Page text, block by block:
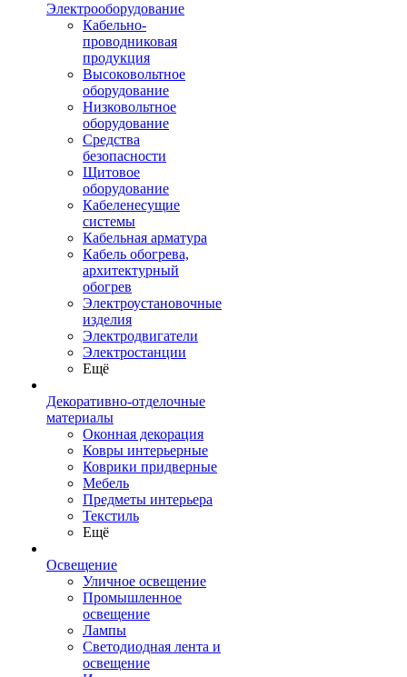
Электрооборудование
Кабельно-
проводниковая
продукция
Высоковольтное
оборудование
Низковольтное
оборудование
Средства
безопасности
Щитовое
оборудование
Кабеленесущие
системы
Кабельная арматура
Кабель обогрева,
архитектурный
обогрев
Электроустановочные
изделия
Электродвигатели
Электростанции
Ещё
Декоративно-отделочные
материалы
Оконная декорация
Ковры интерьерные
Коврики придверные
Мебель
Предметы интерьера
Текстиль
Ещё
Освещение
Уличное освещение
Промышленное
освещение
Лампы
Светодиодная лента и
освещение